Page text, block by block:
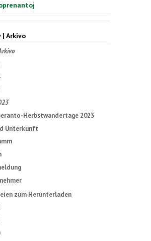
| Arkivo
Herbstwandertage 2023
Unterkunft
zum Herunterladen